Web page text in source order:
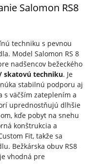
Salomon RS8
techniku s pevnou
Model Salomon RS 8
nadšencov bežeckého
skatovú techniku. Je
stabilnú podporu aj
s väčším zateplením a
uprednostňujú dlhšie
kďe pobyt na snehu
konštrukcia a
Fit, takže sa
Bežkárska obuv RS8
vhodná pre